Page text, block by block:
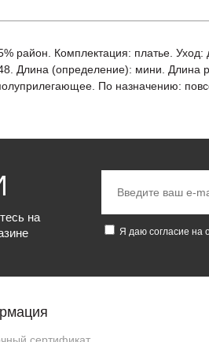
район. Комплектация: платье.
Длина (определение): мини. Длина
По назначению:
на
Я даю согласие на